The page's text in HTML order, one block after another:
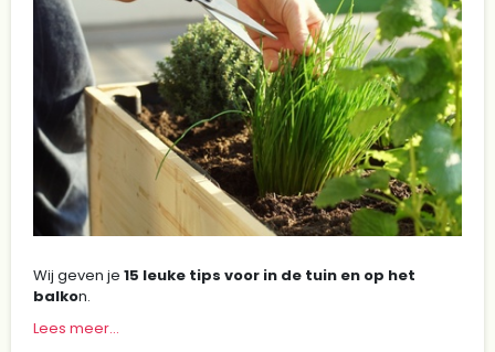
Wij geven je 15 leuke tips voor in de tuin en op het
balkon.
Lees meer...